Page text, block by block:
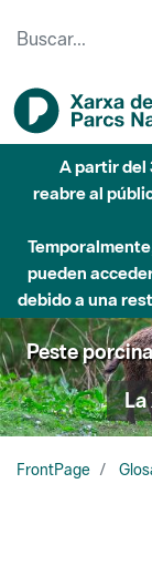
A partir del
reabre al
pueden
debido a una
Peste
La
FrontPage